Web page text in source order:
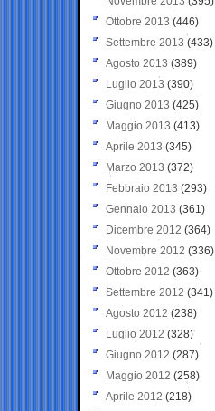
Ottobre 2013 (446)
Settembre 2013 (433)
Agosto 2013 (389)
Luglio 2013 (390)
Giugno 2013 (425)
Maggio 2013 (413)
Aprile 2013 (345)
Marzo 2013 (372)
Febbraio 2013 (293)
Gennaio 2013 (361)
Dicembre 2012 (364)
Novembre 2012 (336)
Ottobre 2012 (363)
Settembre 2012 (341)
Agosto 2012 (238)
Luglio 2012 (328)
Giugno 2012 (287)
Maggio 2012 (258)
Aprile 2012 (218)